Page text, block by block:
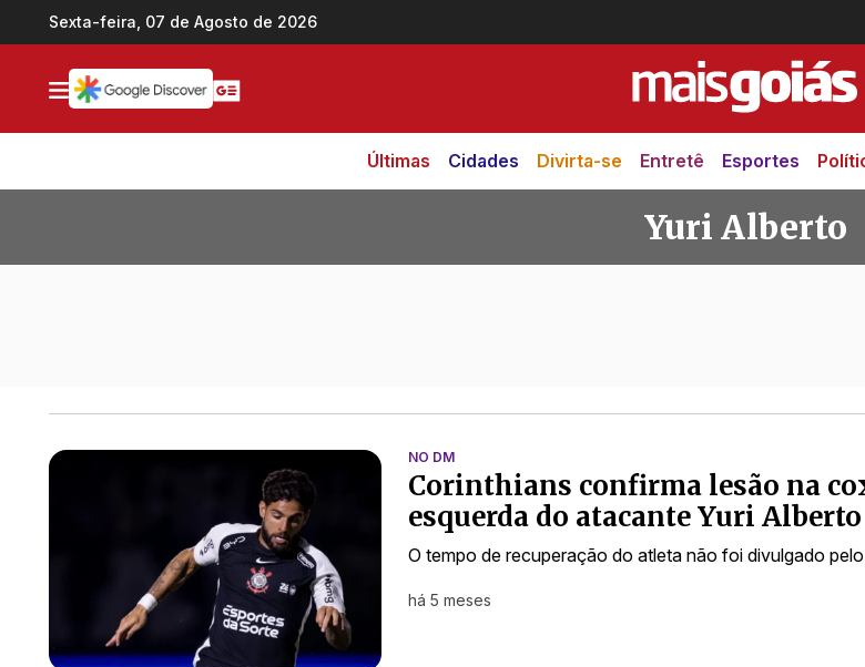
Ir direto pro conteúdo
Sexta-feira, 07 de Agosto de 2026
Últimas Cidades Divirta-se Entretê Esportes
Yuri Alberto
NO DM
Corinthians confirma lesão na
esquerda do atacante Yuri Alberto
O tempo de recuperação do atleta não foi divulgado
há 5 meses